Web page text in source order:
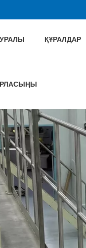
ҚҰРАЛДАР